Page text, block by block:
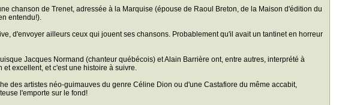
chanson de Trenet, adressée à la Marquise (épouse de Raoul Breton, de la Maison d'édition du
entendu!).
d'envoyer ailleurs ceux qui jouent ses chansons. Probablement qu'il avait un tantinet en horreur
Jacques Normand (chanteur québécois) et Alain Barrière ont, entre autres, interprété à
excellent, et c'est une histoire à suivre.
des artistes néo-guimauves du genre Céline Dion ou d'une Castafiore du même accabit,
l'emporte sur le fond!